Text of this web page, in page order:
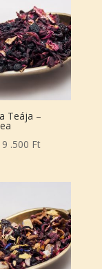
Teája –
9 .500 FtÁrtartomány:
.950 Ft
9
.500 Ft